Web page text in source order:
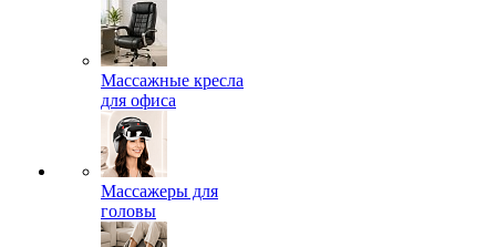
Массажные кресла
для офиса
Массажеры для
головы